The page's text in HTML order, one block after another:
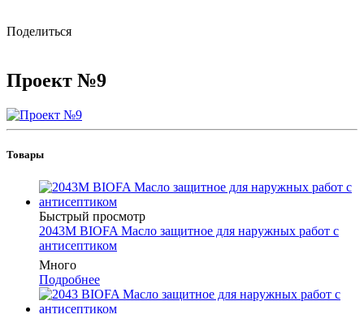
Поделиться
Проект №9
Товары
Быстрый просмотр
2043M BIOFA Масло защитное для наружных работ с
антисептиком
Много
Подробнее